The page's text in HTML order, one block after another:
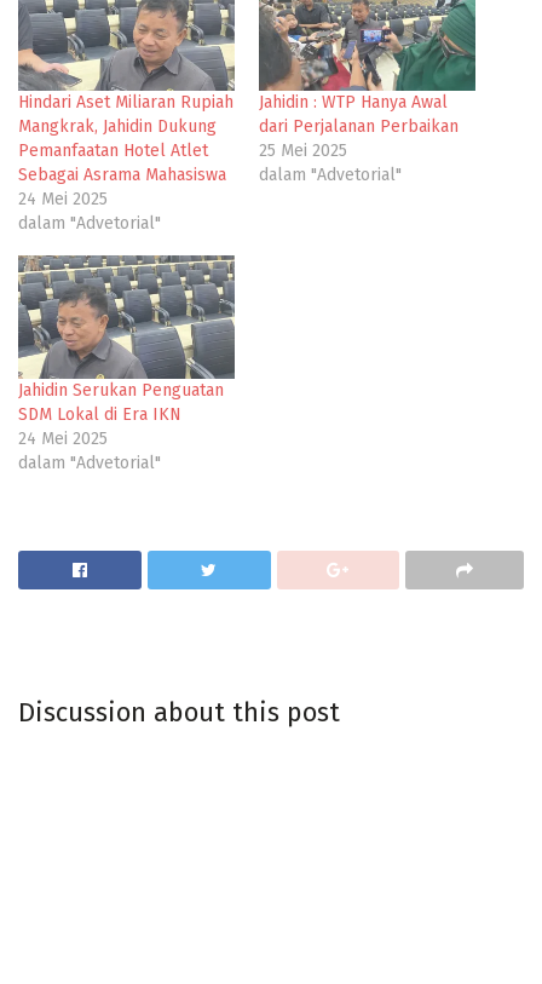
Hindari Aset Miliaran Rupiah
Mangkrak, Jahidin Dukung
Pemanfaatan Hotel Atlet
Sebagai Asrama Mahasiswa
24 Mei 2025
dalam "Advetorial"
Jahidin : WTP Hanya Awal
dari Perjalanan Perbaikan
25 Mei 2025
dalam "Advetorial"
Jahidin Serukan Penguatan
SDM Lokal di Era IKN
24 Mei 2025
dalam "Advetorial"
Discussion about this post